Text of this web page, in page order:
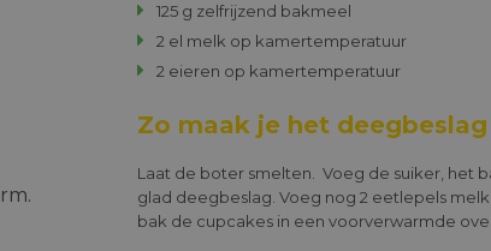
125 g zelfrijzend bakmeel
2 el melk op kamertemperatuur
2 eieren op kamertemperatuur
Zo maak je het
Laat de boter smelten. Voeg de suiker, het
glad deegbeslag. Voeg nog 2 eetlepels
bak de cupcakes in een voorverwarmde